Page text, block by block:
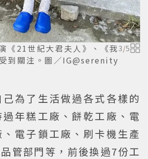
《21世紀大君夫人》、《我
到關注。圖／IG@serenity
3/5
為了生活做過各式各樣的
年糕工廠、餅乾工廠、電
電子鎖工廠、刷卡機生產
管部門等，前後換過7份工